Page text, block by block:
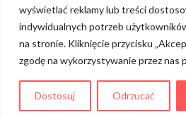
wyświetlać reklamy lub treści
indywidualnych potrzeb
na stronie. Kliknięcie przycisku
zgodę na wykorzystywanie przez nas
Dostosuj Odrzucać
O mnie
Eva Sławińska
Amazonia Reset